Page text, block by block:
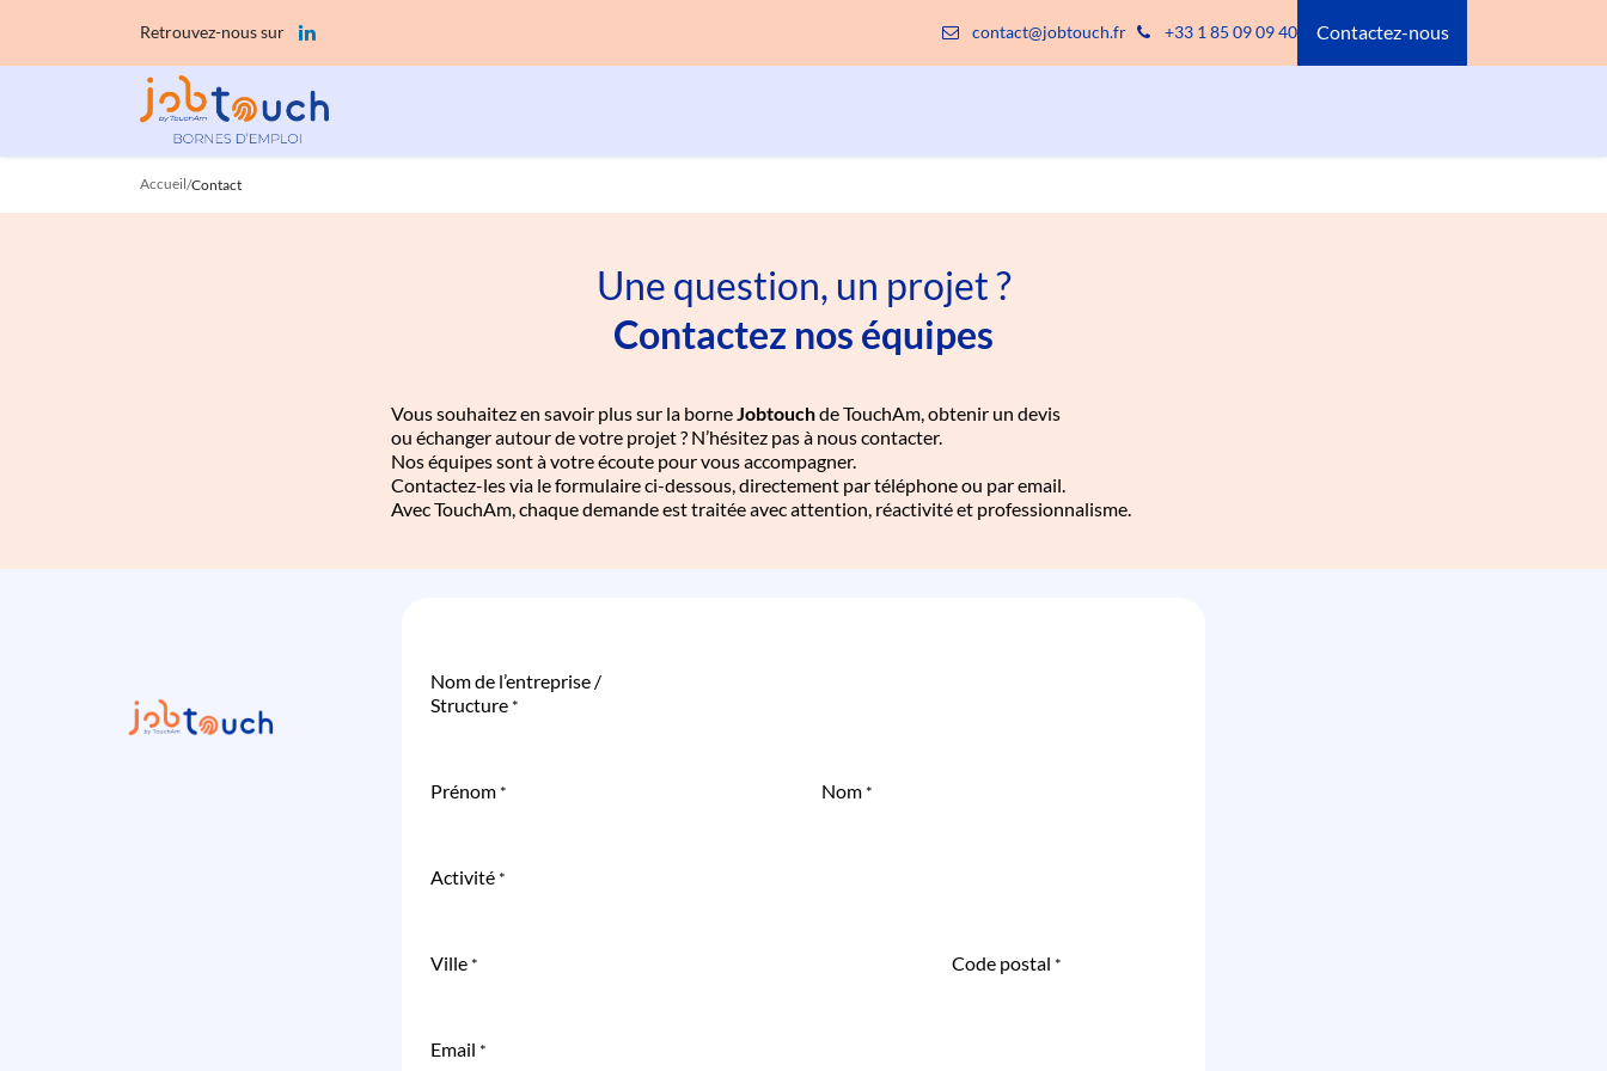
Retrouvez-nous sur contact@jobtouch.fr +33 1 85 09 09 40 Contactez-nous
Accueil/Contact
Une question, un projet ?
Contactez nos équipes
Vous souhaitez en savoir plus sur la borne Jobtouchde TouchAm, obtenir un devis
ou échanger autour de votre projet ? N’hésitez pas à nous contacter.
Nos équipes sont à votre écoute pour vous accompagner.
Contactez-les via le formulaire ci-dessous, directement par téléphone ou par email.
Avec TouchAm, chaque demande est traitée avec attention, réactivité et professionnalisme.
Nom de l’entreprise /
Structure *
Prénom * Nom *
Activité *
Ville * Code postal *
Email *